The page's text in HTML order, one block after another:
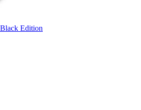
Edition